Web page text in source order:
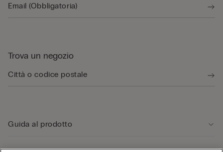
Trova un negozio
Guida al prodotto